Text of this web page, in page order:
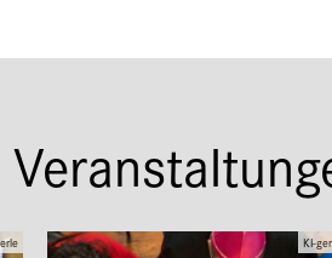
KI-